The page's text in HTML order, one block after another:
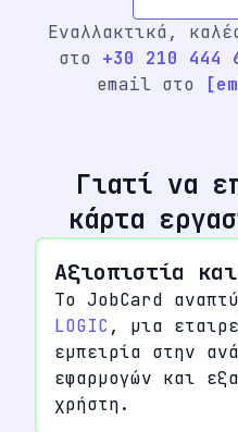
Εναλλακτικά,
στο +30 210 444
email στο
Γιατί να
κάρτα
Αξιοπιστία
Το JobCard
LOGIC , μια
εμπειρία στην
εφαρμογών και
χρήστη.